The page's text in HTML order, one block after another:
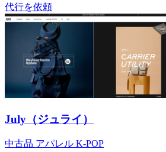
代行を依頼
July（ジュライ）
中古品 アパレル K-POP